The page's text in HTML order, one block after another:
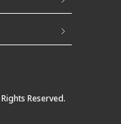
Reserved.